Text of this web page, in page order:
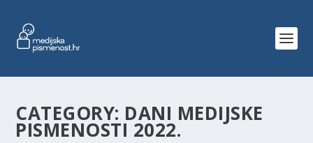
CATEGORY: DANI MEDIJSKE
PISMENOSTI 2022.